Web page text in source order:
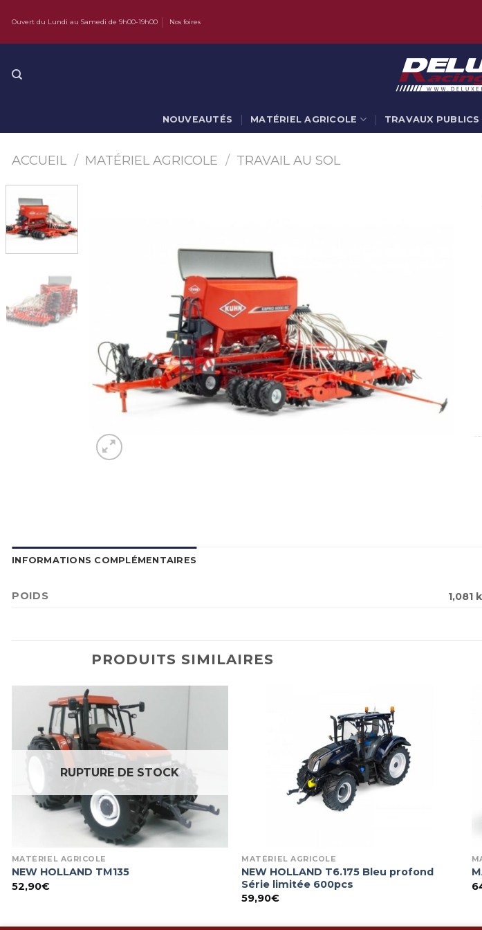
content
Ouvert du Lundi au Samedi de 9h00-19h00 Nos foires
NOUVEAUTÉS MATÉRIEL AGRICOLE TRAVAUX PUBLICS
ACCUEIL / MATÉRIEL AGRICOLE / TRAVAIL AU SOL
INFORMATIONS COMPLÉMENTAIRES
POIDS 1,081
PRODUITS SIMILAIRES
RUPTURE DE STOCK
MATÉRIEL AGRICOLE
NEW HOLLAND TM135
52,90€
MATÉRIEL AGRICOLE
NEW HOLLAND T6.175 Bleu profond
Série limitée 600pcs
59,90€